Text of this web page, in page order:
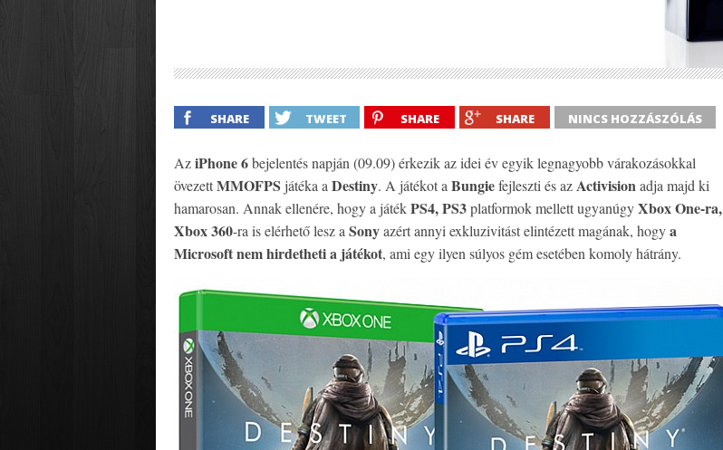
SHARE TWEET SHARE SHARE NINCS HOZZÁSZÓLÁS
AziPhone 6bejelentés napján (09.09) érkezik az idei év egyik legnagyobb várakozásokkal
övezettMMOFPS játéka a Destiny. A játékot a Bungiefejleszti és az Activision adja majd ki
hamarosan. Annak ellenére, hogy a játékPS4, PS3platformok mellett ugyanúgyXbox One-ra,
Xbox 360-ra is elérhető lesz a Sonyazért annyi exkluzivitást elintézett magának, hogya
Microsoft nem hirdetheti a játékot, ami egy ilyen súlyos gém esetében komoly hátrány.